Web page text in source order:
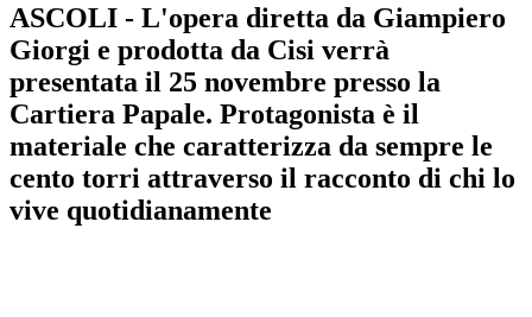
ASCOLI - L'opera diretta da Giampiero
Giorgi e prodotta da Cisi verrà
presentata il 25 novembre presso la
Cartiera Papale. Protagonista è il
materiale che caratterizza da sempre le
cento torri attraverso il racconto di chi lo
vive quotidianamente